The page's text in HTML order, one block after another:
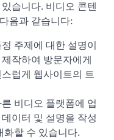
습니다. 비디오 콘텐
음과 같습니다:
주제에 대한 설명이
작하여 방문자에게
럽게 웹사이트의 트
비디오 플랫폼에 업
이터 및 설명을 작성
화할 수 있습니다.